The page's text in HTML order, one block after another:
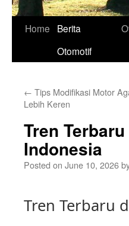
Home
Berita
Otomotif
← Tips Modifikasi Motor
Lebih Keren
Tren
Indonesia
Posted on June 10, 2026
Tren Terbaru